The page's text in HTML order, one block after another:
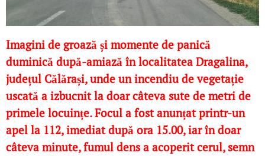
Imagini de groază și momente de panică
duminică după-amiază în localitatea Dragalina,
județul Călărași, unde un incendiu de vegetație
uscată a izbucnit la doar câteva sute de metri de
primele locuințe. Focul a fost anunțat printr-un
apel la 112, imediat după ora 15.00, iar în doar
câteva minute, fumul dens a acoperit cerul, semn